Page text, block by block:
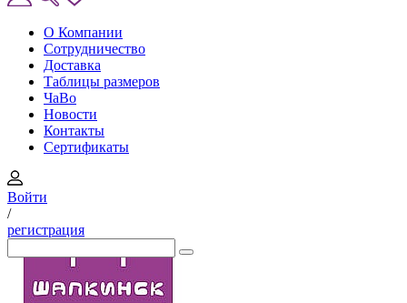
О Компании
Сотрудничество
Доставка
Таблицы размеров
ЧаВо
Новости
Контакты
Сертификаты
Войти
/
регистрация